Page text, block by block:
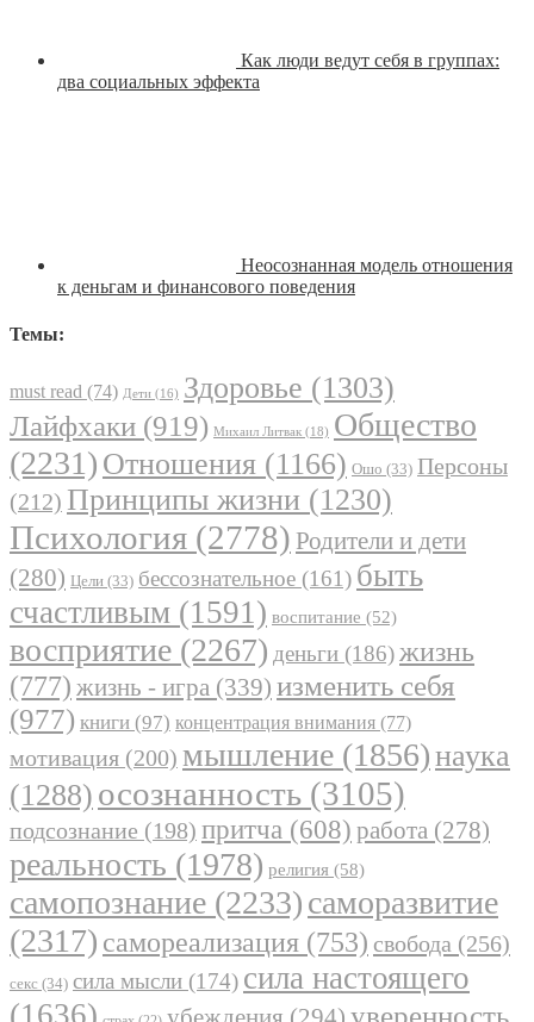
Как люди ведут себя в группах:
два социальных эффекта
Неосознанная модель отношения
к деньгам и финансового поведения
Темы:
must read (74) Дети (16) Здоровье (1303)
Лайфхаки (919) Михаил Литвак (18) Общество
(2231) Отношения (1166) Ошо (33) Персоны
(212) Принципы жизни (1230)
Психология (2778) Родители и дети
(280) Цели (33) бессознательное (161) быть
счастливым (1591) воспитание (52)
восприятие (2267) деньги (186)жизнь
(777) жизнь - игра (339) изменить себя
(977) книги (97) концентрация внимания (77)
мотивация (200) мышление (1856)наука
(1288) осознанность (3105)
подсознание (198) притча (608) работа (278)
реальность (1978) религия (58)
самопознание (2233)саморазвитие
(2317) самореализация (753) свобода (256)
секс (34) сила мысли (174) сила настоящего
(1636)
уверенность